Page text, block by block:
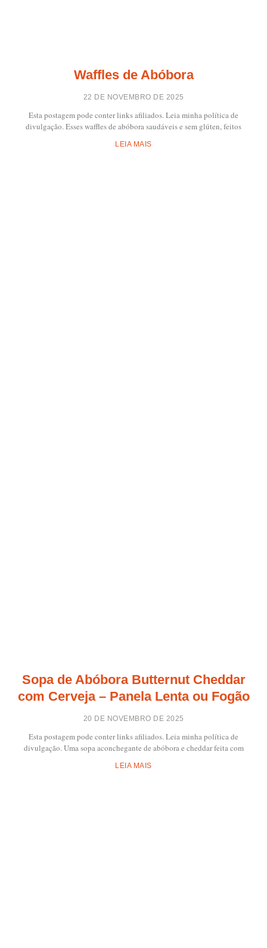
Waffles de Abóbora
22 DE NOVEMBRO DE 2025
Esta postagem pode conter links afiliados. Leia minha política de
divulgação. Esses waffles de abóbora saudáveis ​​e sem glúten, feitos
LEIA MAIS
Sopa de Abóbora Butternut Cheddar
com Cerveja – Panela Lenta ou Fogão
20 DE NOVEMBRO DE 2025
Esta postagem pode conter links afiliados. Leia minha política de
divulgação. Uma sopa aconchegante de abóbora e cheddar feita com
LEIA MAIS